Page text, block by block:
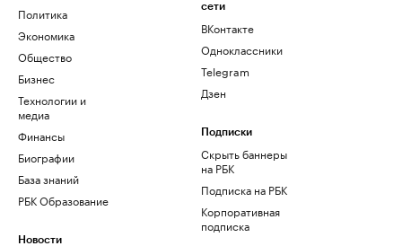
Политика
Экономика
Общество
Бизнес
Технологии и
медиа
Финансы
Биографии
База знаний
РБК Образование
Новости
сети
ВКонтакте
Одноклассники
Telegram
Дзен
Подписки
Скрыть баннеры
на РБК
Подписка на РБК
Корпоративная
подписка